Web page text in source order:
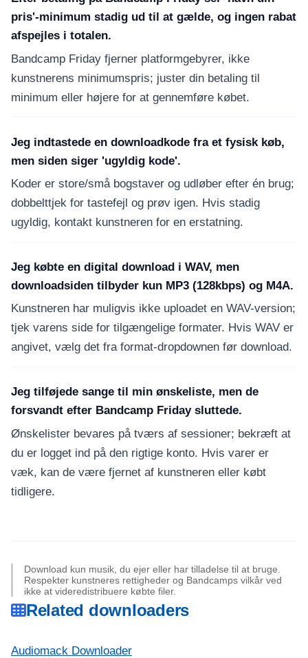
pris'-minimum stadig ud til at gælde, og ingen rabat
afspejles i totalen.
Bandcamp Friday fjerner platformgebyrer, ikke
kunstnerens minimumspris; juster din betaling til
minimum eller højere for at gennemføre købet.
Jeg indtastede en downloadkode fra et fysisk køb,
men siden siger 'ugyldig kode'.
Koder er store/små bogstaver og udløber efter én brug;
dobbelttjek for tastefejl og prøv igen. Hvis stadig
ugyldig, kontakt kunstneren for en erstatning.
Jeg købte en digital download i WAV, men
downloadsiden tilbyder kun MP3 (128kbps) og M4A.
Kunstneren har muligvis ikke uploadet en WAV-version;
tjek varens side for tilgængelige formater. Hvis WAV er
angivet, vælg det fra format-dropdownen før download.
Jeg tilføjede sange til min ønskeliste, men de
forsvandt efter Bandcamp Friday sluttede.
Ønskelister bevares på tværs af sessioner; bekræft at
du er logget ind på den rigtige konto. Hvis varer er
væk, kan de være fjernet af kunstneren eller købt
tidligere.
Download kun musik, du ejer eller har tilladelse til at bruge.
Respekter kunstneres rettigheder og Bandcamps vilkår ved
ikke at videredistribuere købte filer.
Related downloaders
Audiomack Downloader